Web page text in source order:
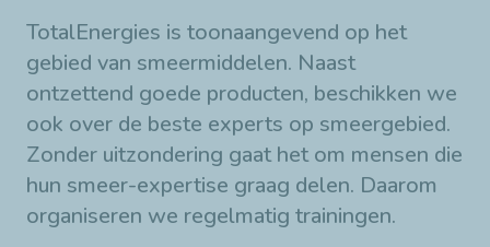
TotalEnergies is toonaangevend op het
gebied van smeermiddelen. Naast
ontzettend goede producten, beschikken we
ook over de beste experts op smeergebied.
Zonder uitzondering gaat het om mensen die
hun smeer-expertise graag delen. Daarom
organiseren we regelmatig trainingen.